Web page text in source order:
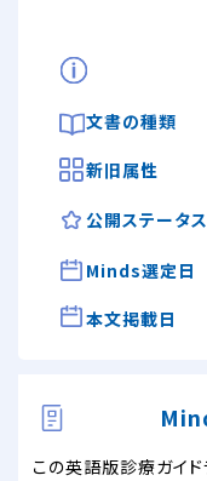
文書の種類
新旧属性
公開ステータス
Minds選定日
本文掲載日
この英語版診療ガイド